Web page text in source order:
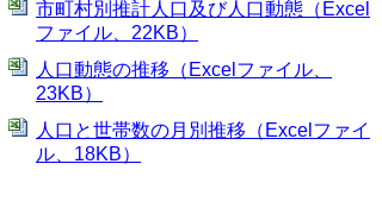
市町村別推計人口及び人口動態（Excel
ファイル、22KB）
人口動態の推移（Excelファイル、
23KB）
人口と世帯数の月別推移（Excelファイ
ル、18KB）